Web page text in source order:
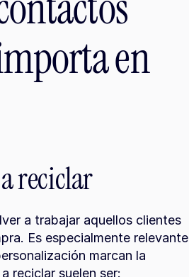
en
reciclar
a trabajar aquellos clientes
Es especialmente relevante
marcan la
reciclar suelen ser: